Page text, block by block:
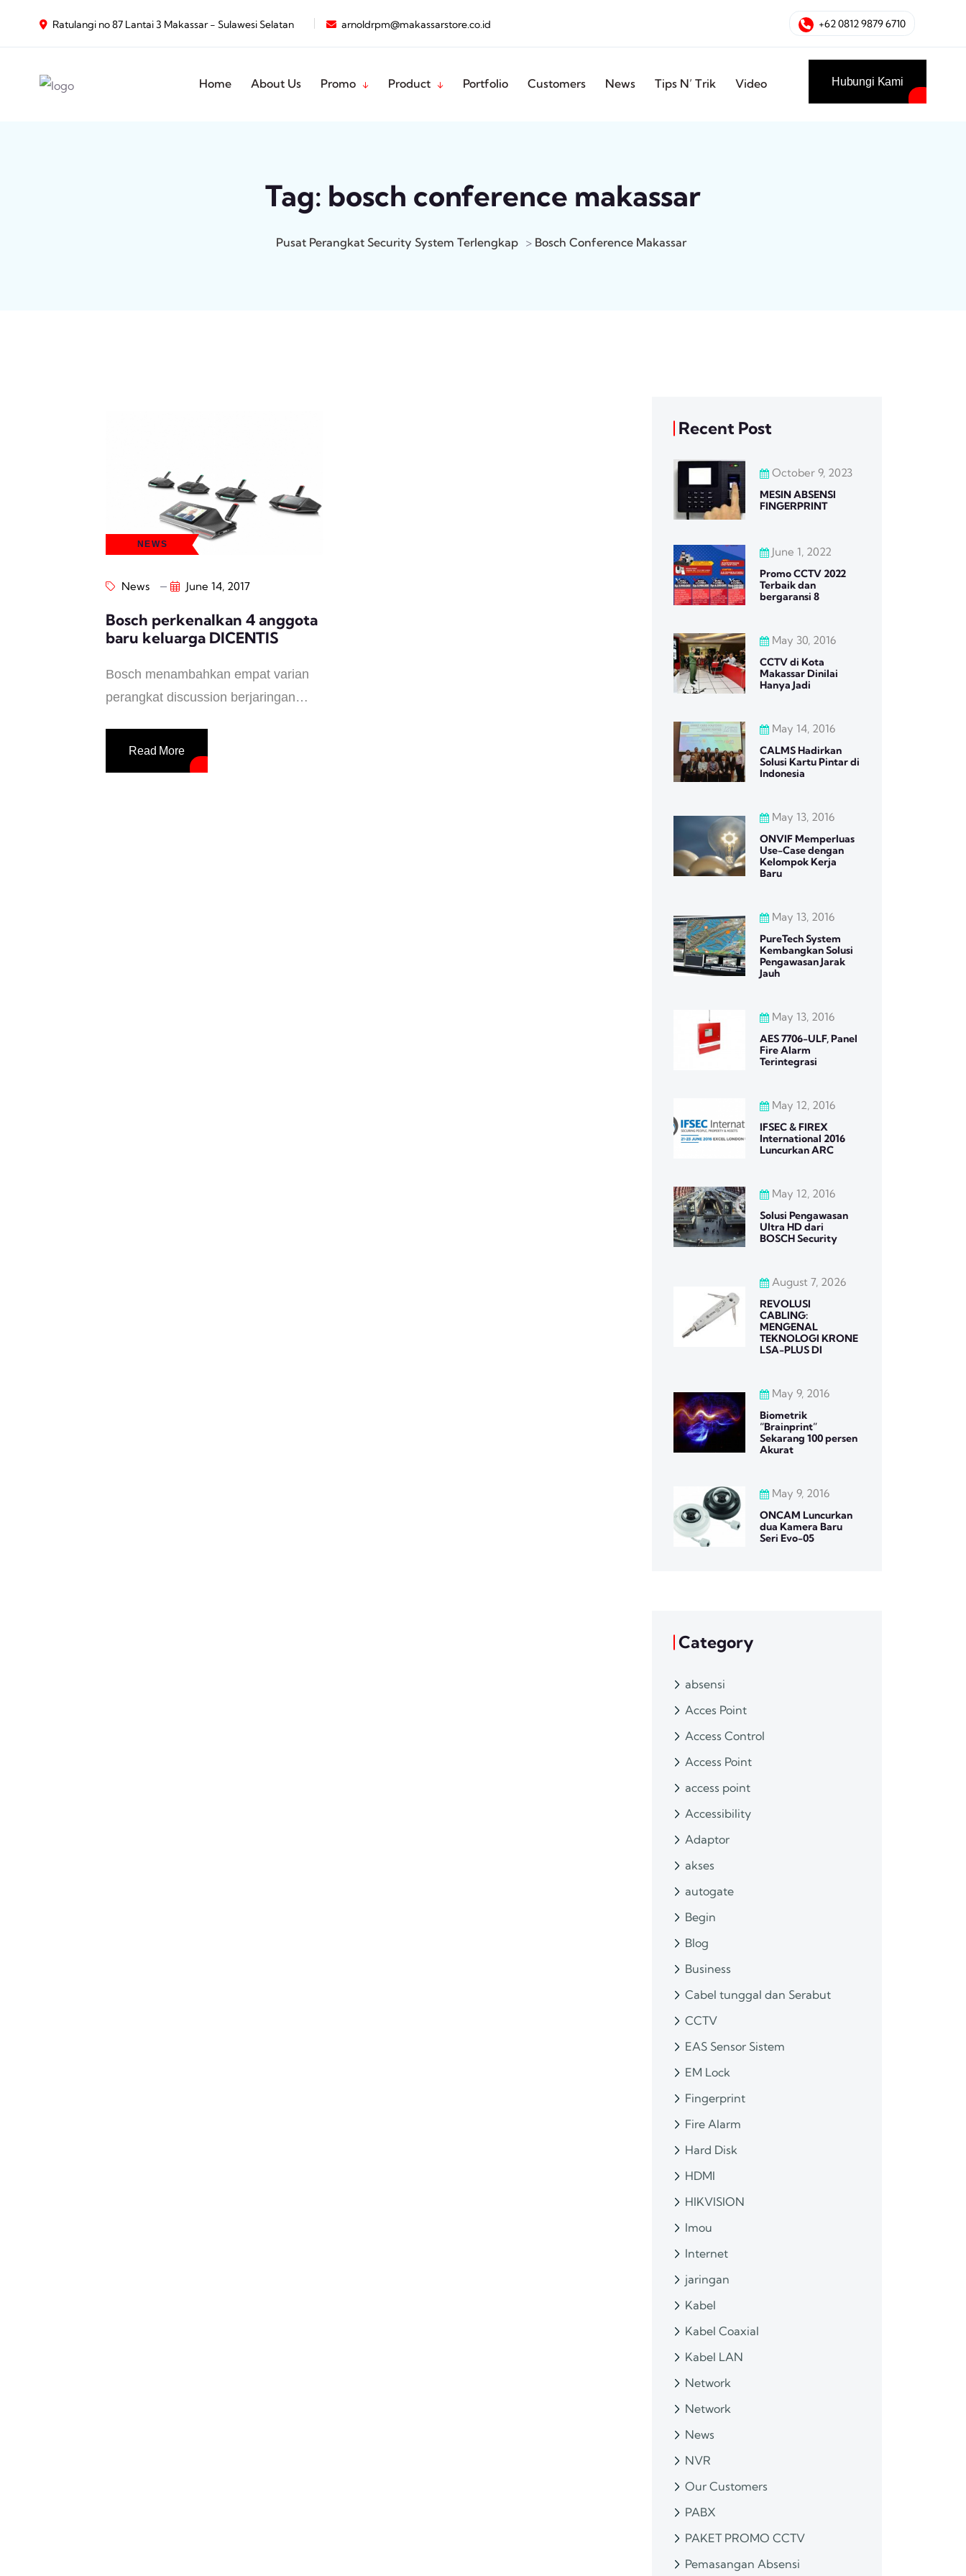
Ratulangi no 87 Lantai 3 Makassar - Sulawesi Selatan arnoldrpm@makassarstore.co.id +62 0812 9879 6710
Home About Us Promo Product Portfolio Customers News Tips N’ Trik Video Hubungi Kami
Tag: bosch conference makassar
Pusat Perangkat Security System Terlengkap > Bosch Conference Makassar
NEWS
News June 14, 2017
Bosch perkenalkan 4 anggota
baru keluarga DICENTIS
Bosch menambahkan empat varian
perangkat discussion berjaringan
dipandang sebagai langkah awal
peleburan lini DCN Multimedia
Read More
Recent Post
October 9, 2023
MESIN ABSENSI
FINGERPRINT
June 1, 2022
Promo CCTV 2022
Terbaik dan
bergaransi 8
May 30, 2016
CCTV di Kota
Makassar Dinilai
Hanya Jadi
May 14, 2016
CALMS Hadirkan
Solusi Kartu Pintar di
Indonesia
May 13, 2016
ONVIF Memperluas
Use-Case dengan
Kelompok Kerja
Baru
May 13, 2016
PureTech System
Kembangkan Solusi
Pengawasan Jarak
Jauh
May 13, 2016
AES 7706-ULF, Panel
Fire Alarm
Terintegrasi
May 12, 2016
IFSEC & FIREX
International 2016
Luncurkan ARC
May 12, 2016
Solusi Pengawasan
Ultra HD dari
BOSCH Security
August 7, 2026
REVOLUSI
CABLING:
MENGENAL
TEKNOLOGI KRONE
LSA-PLUS DI
May 9, 2016
Biometrik
“Brainprint”
Sekarang 100 persen
Akurat
May 9, 2016
ONCAM Luncurkan
dua Kamera Baru
Seri Evo-05
Category
absensi
Acces Point
Access Control
Access Point
access point
Accessibility
Adaptor
akses
autogate
Begin
Blog
Business
Cabel tunggal dan Serabut
CCTV
EAS Sensor Sistem
EM Lock
Fingerprint
Fire Alarm
Hard Disk
HDMI
HIKVISION
Imou
Internet
jaringan
Kabel
Kabel Coaxial
Kabel LAN
Network
Network
News
NVR
Our Customers
PABX
PAKET PROMO CCTV
Pemasangan Absensi